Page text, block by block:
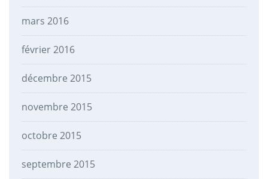
mars 2016
février 2016
décembre 2015
novembre 2015
octobre 2015
septembre 2015